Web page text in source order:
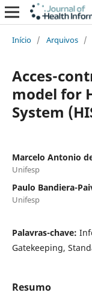
Início / Arquivos /
Acces-
model for
System
Marcelo Antonio
Unifesp
Paulo Bandiera-
Unifesp
Palavras-chave:
Gatekeeping,
Resumo